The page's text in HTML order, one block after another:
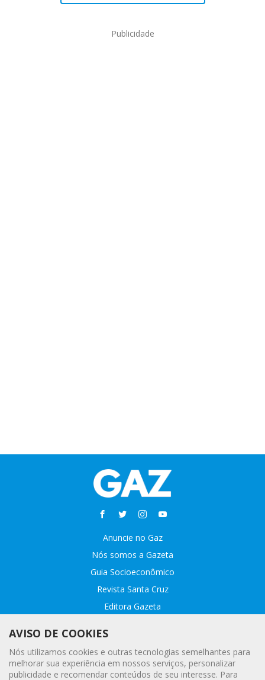
Publicidade
Anuncie no Gaz
Nós somos a Gazeta
Guia Socioeconômico
Revista Santa Cruz
Editora Gazeta
Fale conosco
Webmail
Assinatura Premiada
AVISO DE COOKIES
Nós utilizamos cookies e outras tecnologias semelhantes para
melhorar sua experiência em nossos serviços, personalizar
publicidade e recomendar conteúdos de seu interesse. Para